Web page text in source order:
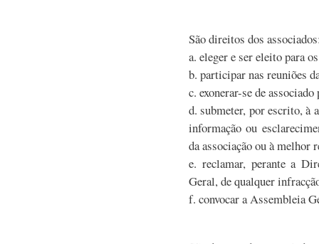
São direitos dos
a. eleger e ser eleito para
b. participar nas reuniões
c. exonerar-se de
d. submeter, por escrito, à
informação ou
da associação ou à melhor
e. reclamar, perante a
Geral, de qualquer
f. convocar a Assembleia